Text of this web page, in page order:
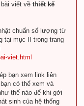
viết về thiết kế
chuẩn số lượng từ
tại mục II trong trang
viet.html
bạn xem link liên
có thể xem và
thế nào để khi gởi
sinh của hệ thống